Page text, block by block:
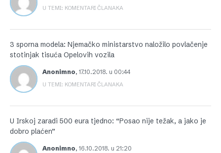
U TEMI: KOMENTARI ČLANAKA
3 sporna modela: Njemačko ministarstvo naložilo povlačenje
stotinjak tisuća Opelovih vozila
Anonimno, 17.10.2018. u 00:44
U TEMI: KOMENTARI ČLANAKA
U Irskoj zaradi 500 eura tjedno: “Posao nije težak, a jako je
dobro plaćen”
Anonimno, 16.10.2018. u 21:20